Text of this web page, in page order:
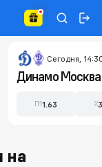
Сегодня,
П11.63 X
на